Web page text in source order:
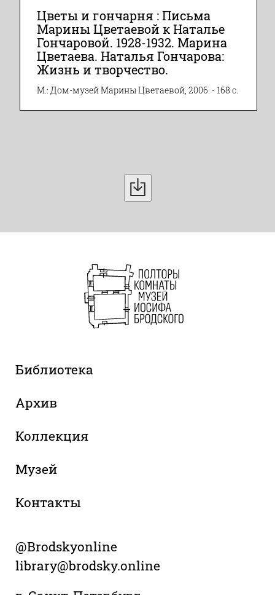
Цветы и гончарня : Письма
Марины Цветаевой к Наталье
Гончаровой. 1928-1932. Марина
Цветаева. Наталья Гончарова:
Жизнь и творчество.
М.: Дом-музей Марины Цветаевой, 2006. - 168 с.
Библиотека
Архив
Коллекция
Музей
Контакты
@Brodskyonline
library@brodsky.online